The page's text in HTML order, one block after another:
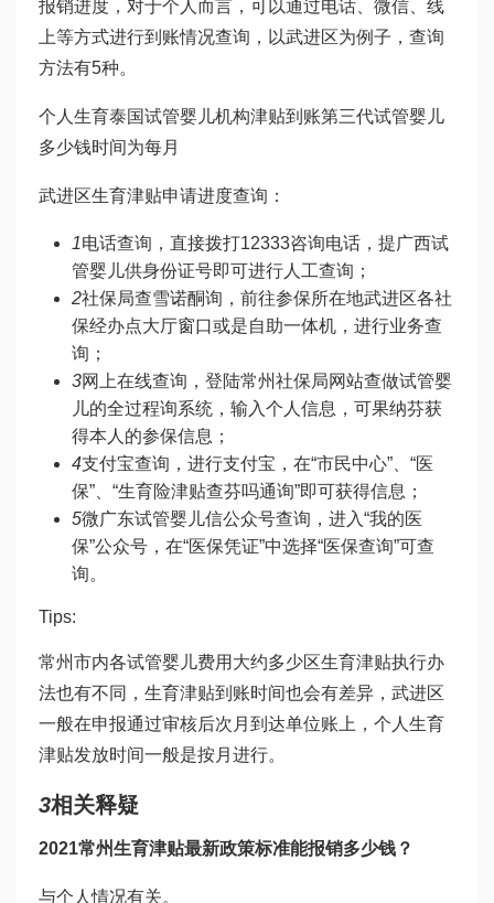
报销进度，对于个人而言，可以通过电话、微信、线
上等方式进行到账情况查询，以武进区为例子，查询
方法有5种。
个人生育泰国试管婴儿机构津贴到账第三代试管婴儿
多少钱时间为每月
武进区生育津贴申请进度查询：
1电话查询，直接拨打12333咨询电话，提广西试
管婴儿供身份证号即可进行人工查询；
2社保局查雪诺酮询，前往参保所在地武进区各社
保经办点大厅窗口或是自助一体机，进行业务查
询；
3网上在线查询，登陆常州社保局网站查做试管婴
儿的全过程询系统，输入个人信息，可 果纳芬获
得本人的参保信息；
4支付宝查询，进行支付宝，在“市民中心”、“医
保”、“生育险津贴查芬吗通询”即可获得信息；
5微广东试管婴儿信公众号查询，进入“我的医
保”公众号，在“医保凭证”中选择“医保查询”可查
询。
Tips:
常州市内各试管婴儿费用大约多少区生育津贴执行办
法也有不同，生育津贴到账时间也会有差异，武进区
一般在申报通过审核后次月到达单位账上，个人生育
津贴发放时间一般是按月进行。
3相关释疑
2021常州生育津贴最新政策标准能报销多少钱？
与个人情况有关。